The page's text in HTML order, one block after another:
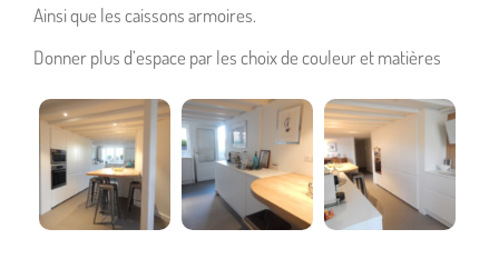
Ainsi que les caissons armoires.
Donner plus d’espace par les choix de couleur et matières